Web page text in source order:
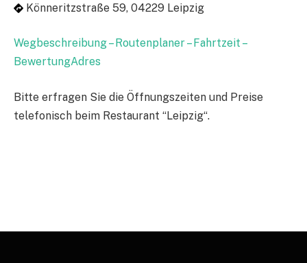
Könneritzstraße 59, 04229 Leipzig
Wegbeschreibung – Routenplaner – Fahrtzeit –
BewertungAdres
Bitte erfragen Sie die Öffnungszeiten und Preise
telefonisch beim Restaurant “Leipzig“.